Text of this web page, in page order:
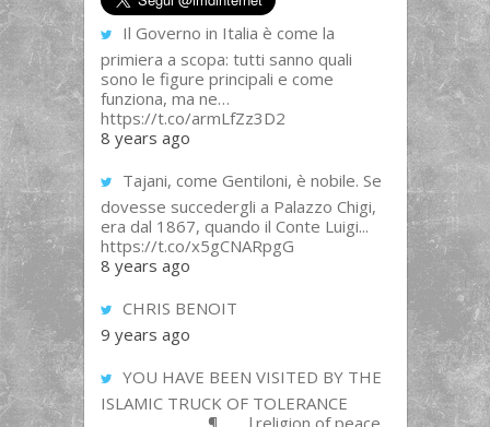
Il Governo in Italia è come la
primiera a scopa: tutti sanno quali
sono le figure principali e come
funziona, ma ne…
https://t.co/armLfZz3D2
8 years ago
Tajani, come Gentiloni, è nobile. Se
dovesse succedergli a Palazzo Chigi,
era dal 1867, quando il Conte Luigi...
https://t.co/x5gCNARpgG
8 years ago
CHRIS BENOIT
9 years ago
YOU HAVE BEEN VISITED BY THE
ISLAMIC TRUCK OF TOLERANCE
______________¶___ |religion of peace